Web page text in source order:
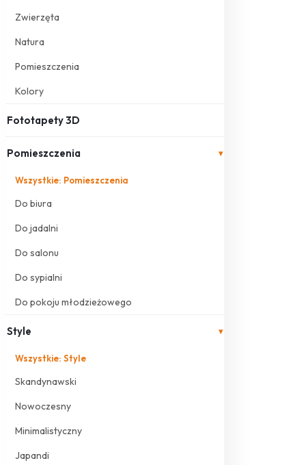
Zwierzęta
Natura
Pomieszczenia
Kolory
Fototapety 3D
Pomieszczenia ▾
Wszystkie: Pomieszczenia
Do biura
Do jadalni
Do salonu
Do sypialni
Do pokoju młodzieżowego
Style ▾
Wszystkie: Style
Skandynawski
Nowoczesny
Minimalistyczny
Japandi